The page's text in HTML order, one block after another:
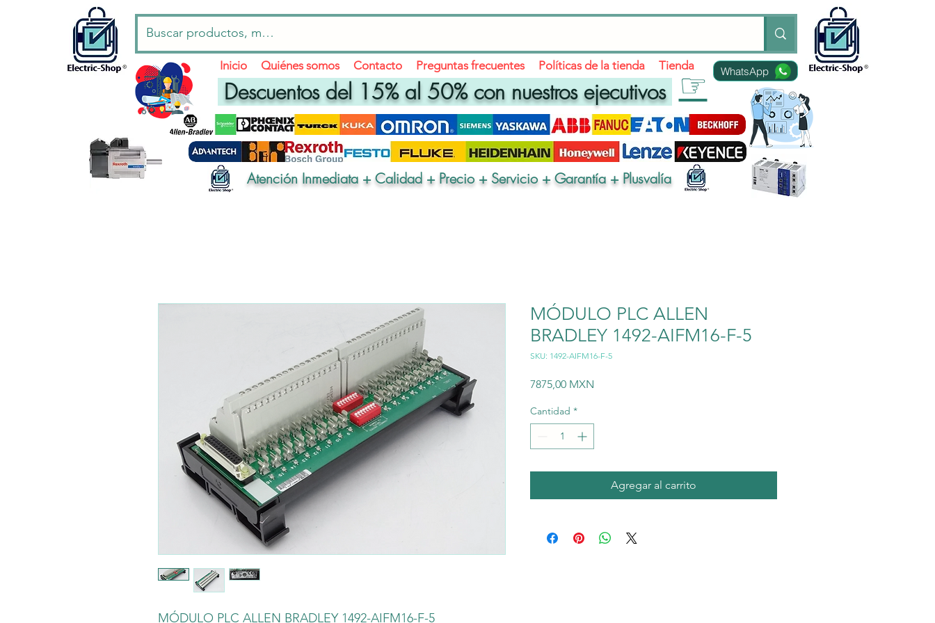
Inicio Quiénes somos Contacto Preguntas frecuentes Políticas de la tienda Tienda WhatsApp
Descuentos del 15% al 50% con nuestros ejecutivos ☞
Atención Inmediata + Calidad + Precio + Servicio + Garantía + Plusvalía
MÓDULO PLC ALLEN BRADLEY 1492-AIFM16-F-5
MÓDULO PLC ALLEN
BRADLEY 1492-AIFM16-F-5
SKU: 1492-AIFM16-F-5
7875,00 MXN
Cantidad *
Agregar al carrito